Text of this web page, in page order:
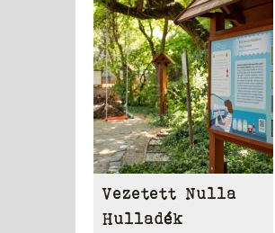
Vezetett Nulla
Hulladék